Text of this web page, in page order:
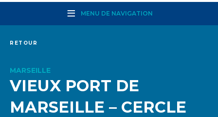
MENU DE NAVIGATION
RETOUR
MARSEILLE
VIEUX PORT DE
MARSEILLE – CERCLE